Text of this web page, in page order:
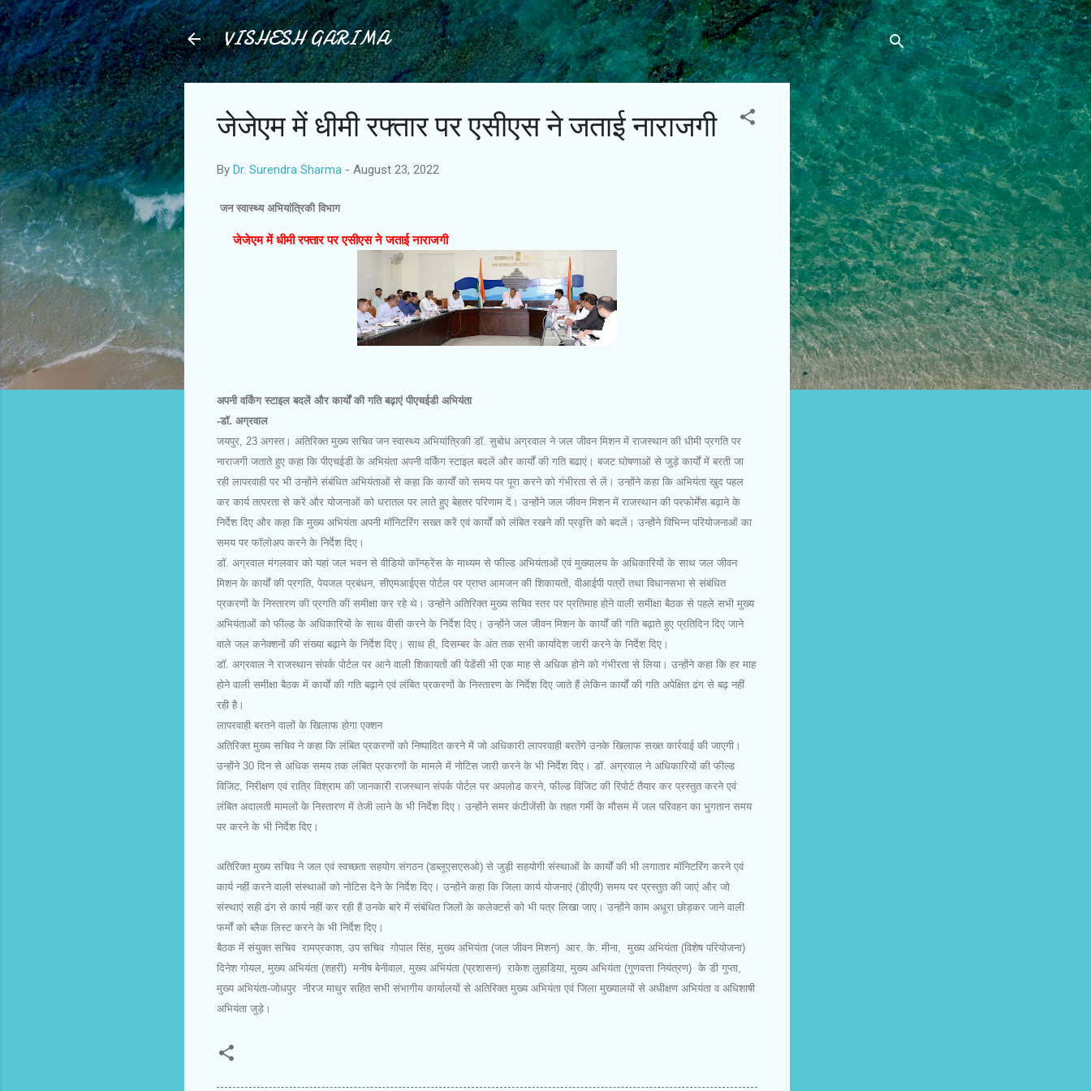
Skip to main content
VISHESH GARIMA
जेजेएम में धीमी रफ्तार पर एसीएस ने जताई नाराजगी
By Dr. Surendra Sharma - August 23, 2022
जन स्वास्थ्य अभियांत्रिकी विभाग
जेजेएम में धीमी रफ्तार पर एसीएस ने जताई नाराजगी
अपनी वर्किंग स्टाइल बदलें और कार्यों की गति बढ़ाएं पीएचईडी अभियंता
-डॉ. अग्रवाल
जयपुर, 23 अगस्त। अतिरिक्त मुख्य सचिव जन स्वास्थ्य अभियांत्रिकी डॉ. सुबोध अग्रवाल ने जल जीवन मिशन में राजस्थान की धीमी प्रगति पर
नाराजगी जताते हुए कहा कि पीएचईडी के अभियंता अपनी वर्किंग स्टाइल बदलें और कार्यों की गति बढाएं। बजट घोषणाओं से जुड़े कार्यों में बरती जा
रही लापरवाही पर भी उन्होंने संबंधित अभियंताओं से कहा कि कार्यों को समय पर पूरा करने को गंभीरता से लें। उन्होंने कहा कि अभियंता खुद पहल
कर कार्य तत्परता से करें और योजनाओं को धरातल पर लाते हुए बेहतर परिणाम दें। उन्होंने जल जीवन मिशन में राजस्थान की परफोर्मेंस बढ़ाने के
निर्देश दिए और कहा कि मुख्य अभियंता अपनी मॉनिटरिंग सख्त करें एवं कार्यों को लंबित रखने की प्रवृत्ति को बदलें। उन्होंने विभिन्न परियोजनाओं का
समय पर फॉलोअप करने के निर्देश दिए।
डॉ. अग्रवाल मंगलवार को यहां जल भवन से वीडियो कॉन्फ्रेंस के माध्यम से फील्ड अभियंताओं एवं मुख्यालय के अधिकारियों के साथ जल जीवन
मिशन के कार्यों की प्रगति, पेयजल प्रबंधन, सीएमआईएस पोर्टल पर प्राप्त आमजन की शिकायतों, वीआईपी पत्रों तथा विधानसभा से संबंधित
प्रकरणों के निस्तारण की प्रगति की समीक्षा कर रहे थे। उन्होंने अतिरिक्त मुख्य सचिव स्तर पर प्रतिमाह होने वाली समीक्षा बैठक से पहले सभी मुख्य
अभियंताओं को फील्ड के अधिकारियों के साथ वीसी करने के निर्देश दिए। उन्होंने जल जीवन मिशन के कार्यों की गति बढ़ाते हुए प्रतिदिन दिए जाने
वाले जल कनेक्शनों की संख्या बढ़ाने के निर्देश दिए। साथ ही, दिसम्बर के अंत तक सभी कार्यादेश जारी करने के निर्देश दिए।
डॉ. अग्रवाल ने राजस्थान संपर्क पोर्टल पर आने वाली शिकायतों की पेडेंसी भी एक माह से अधिक होने को गंभीरता से लिया। उन्होंने कहा कि हर माह
होने वाली समीक्षा बैठक में कार्यों की गति बढ़ाने एवं लंबित प्रकरणों के निस्तारण के निर्देश दिए जाते हैं लेकिन कार्यों की गति अपेक्षित ढंग से बढ़ नहीं
रही है।
लापरवाही बरतने वालों के खिलाफ होगा एक्शन
अतिरिक्त मुख्य सचिव ने कहा कि लंबित प्रकरणों को निष्पादित करने में जो अधिकारी लापरवाही बरतेंगे उनके खिलाफ सख्त कार्रवाई की जाएगी।
उन्होंने 30 दिन से अधिक समय तक लंबित प्रकरणों के मामले में नोटिस जारी करने के भी निर्देश दिए। डॉ. अग्रवाल ने अधिकारियों की फील्ड
विजिट, निरीक्षण एवं रात्रि विश्राम की जानकारी राजस्थान संपर्क पोर्टल पर अपलोड करने, फील्ड विजिट की रिपोर्ट तैयार कर प्रस्तुत करने एवं
लंबित अदालती मामलों के निस्तारण में तेजी लाने के भी निर्देश दिए। उन्होंने समर कंटीजेंसी के तहत गर्मी के मौसम में जल परिवहन का भुगतान समय
पर करने के भी निर्देश दिए।
अतिरिक्त मुख्य सचिव ने जल एवं स्वच्छता सहयोग संगठन (डब्लूएसएसओ) से जुड़ी सहयोगी संस्थाओं के कार्यों की भी लगातार मॉनिटरिंग करने एवं
कार्य नहीं करने वाली संस्थाओं को नोटिस देने के निर्देश दिए। उन्होंने कहा कि जिला कार्य योजनाएं (डीएपी) समय पर प्रस्तुत की जाएं और जो
संस्थाएं सही ढंग से कार्य नहीं कर रही हैं उनके बारे में संबंधित जिलों के कलेक्टर्स को भी पत्र लिखा जाए। उन्होंने काम अधूरा छोड़कर जाने वाली
फर्मों को ब्लैक लिस्ट करने के भी निर्देश दिए।
बैठक में संयुक्त सचिव रामप्रकाश, उप सचिव गोपाल सिंह, मुख्य अभियंता (जल जीवन मिशन) आर. के. मीना, मुख्य अभियंता (विशेष परियोजना)
दिनेश गोयल, मुख्य अभियंता (शहरी) मनीष बेनीवाल, मुख्य अभियंता (प्रशासन) राकेश लुहाडिया, मुख्य अभियंता (गुणवत्ता नियंत्रण) के डी गुप्ता,
मुख्य अभियंता-जोधपुर नीरज माथुर सहित सभी संभागीय कार्यालयों से अतिरिक्त मुख्य अभियंता एवं जिला मुख्यालयों से अधीक्षण अभियंता व अधिशाषी
अभियंता जुड़े।